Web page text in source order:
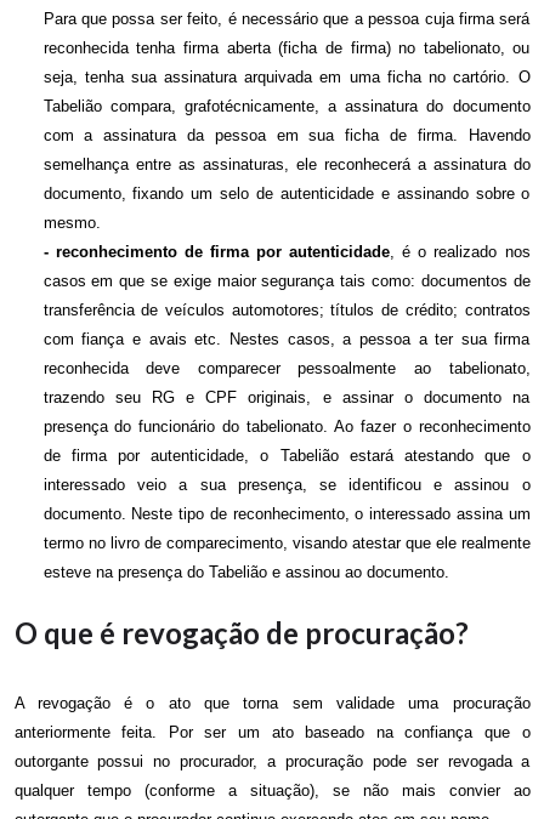
Para que possa ser feito, é necessário que a pessoa cuja firma será
reconhecida tenha firma aberta (ficha de firma) no tabelionato, ou
seja, tenha sua assinatura arquivada em uma ficha no cartório. O
Tabelião compara, grafotécnicamente, a assinatura do documento
com a assinatura da pessoa em sua ficha de firma. Havendo
semelhança entre as assinaturas, ele reconhecerá a assinatura do
documento, fixando um selo de autenticidade e assinando sobre o
mesmo.
- reconhecimento de firma por autenticidade, é o realizado nos
casos em que se exige maior segurança tais como: documentos de
transferência de veículos automotores; títulos de crédito; contratos
com fiança e avais etc. Nestes casos, a pessoa a ter sua firma
reconhecida deve comparecer pessoalmente ao tabelionato,
trazendo seu RG e CPF originais, e assinar o documento na
presença do funcionário do tabelionato. Ao fazer o reconhecimento
de firma por autenticidade, o Tabelião estará atestando que o
interessado veio a sua presença, se identificou e assinou o
documento. Neste tipo de reconhecimento, o interessado assina um
termo no livro de comparecimento, visando atestar que ele realmente
esteve na presença do Tabelião e assinou ao documento.
O que é revogação de procuração?
A revogação é o ato que torna sem validade uma procuração
anteriormente feita. Por ser um ato baseado na confiança que o
outorgante possui no procurador, a procuração pode ser revogada a
qualquer tempo (conforme a situação), se não mais convier ao